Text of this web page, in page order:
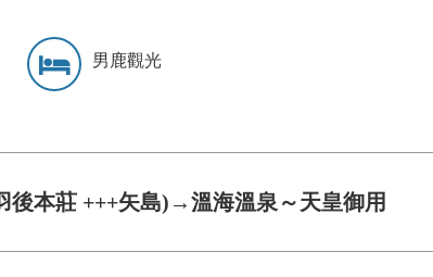
男鹿觀光
本莊 +++矢島)→溫海溫泉～天皇御用